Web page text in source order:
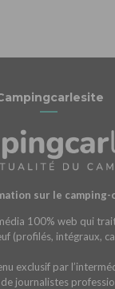
sur le camping-
100% web qui
(profilés, intégraux,
exclusif par
journalistes